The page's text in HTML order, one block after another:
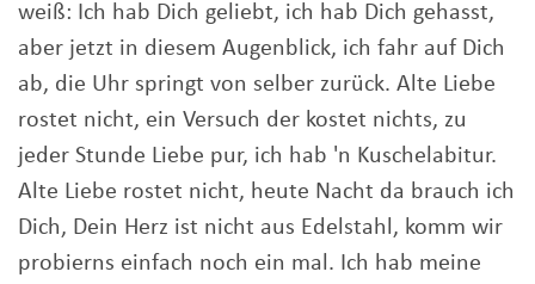
weiß: Ich hab Dich geliebt, ich hab Dich gehasst,
aber jetzt in diesem Augenblick, ich fahr auf Dich
ab, die Uhr springt von selber zurück. Alte Liebe
rostet nicht, ein Versuch der kostet nichts, zu
jeder Stunde Liebe pur, ich hab 'n Kuschelabitur.
Alte Liebe rostet nicht, heute Nacht da brauch ich
Dich, Dein Herz ist nicht aus Edelstahl, komm wir
probierns einfach noch ein mal. Ich hab meine